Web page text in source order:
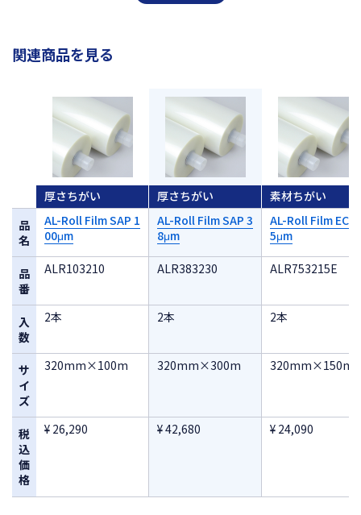
関連商品を見る
品
名
品
番
入
数
サ
イ
ズ
税
込
価
格
厚さちがい
AL-Roll Film SAP 1
00μm
ALR103210
2本
320mm×100m
¥ 26,290
厚さちがい
AL-Roll Film SAP 3
8μm
ALR383230
2本
320mm×300m
¥ 42,680
素材ちがい
AL-Roll Film ECO
5μm
ALR753215E
2本
320mm×150m
¥ 24,090